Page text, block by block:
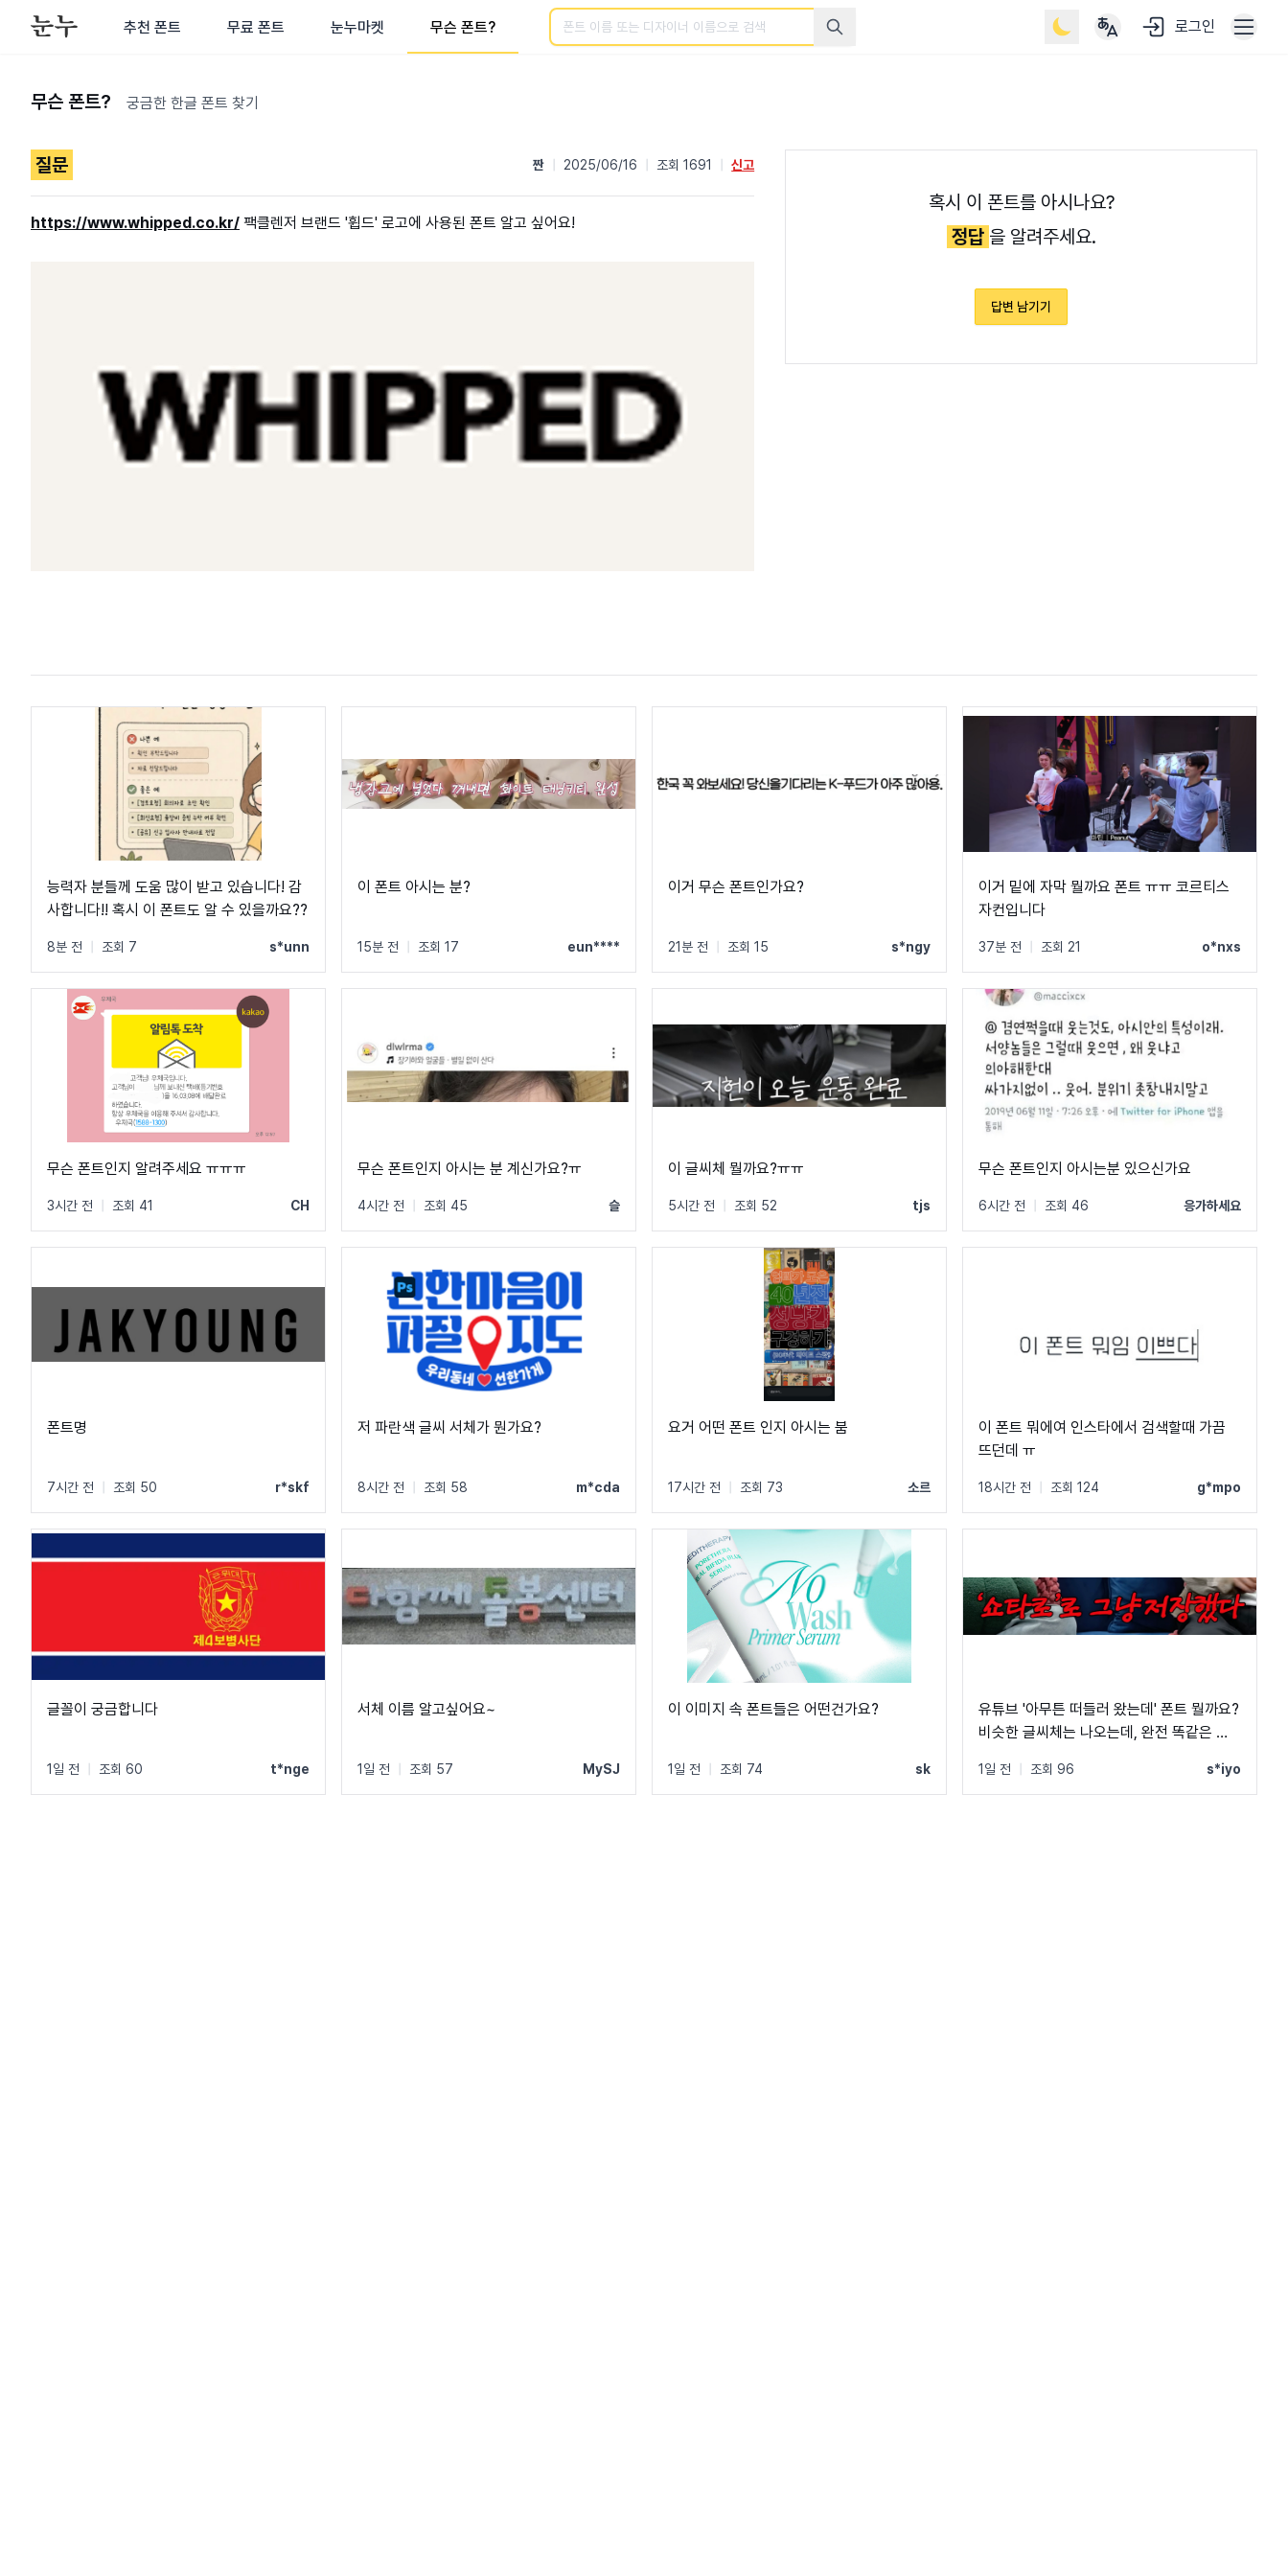
추천 폰트 무료 폰트 눈누마켓 무슨 폰트?
검색 로그인
무슨 폰트? 궁금한 한글 폰트 찾기
질문 짠 2025/06/16 조회 1691 신고
https://www.whipped.co.kr/ 팩클렌저 브랜드 '휩드' 로고에 사용된 폰트 알고 싶어요!
혹시 이 폰트를 아시나요?
정답 을 알려주세요.
답변 남기기
능력자 분들께 도움 많이 받고 있습니다! 감
사합니다!! 혹시 이 폰트도 알 수 있을까요??
8분 전 조회 7 s*unn
이 폰트 아시는 분?
15분 전 조회 17 eun****
이거 무슨 폰트인가요?
21분 전 조회 15 s*ngy
이거 밑에 자막 뭘까요 폰트 ㅠㅠ 코르티스
자컨입니다
37분 전 조회 21 o*nxs
무슨 폰트인지 알려주세요 ㅠㅠㅠ
3시간 전 조회 41 CH
무슨 폰트인지 아시는 분 계신가요?ㅠ
4시간 전 조회 45 슬
이 글씨체 뭘까요?ㅠㅠ
5시간 전 조회 52 tjs
무슨 폰트인지 아시는분 있으신가요
6시간 전 조회 46 응가하세요
폰트명
7시간 전 조회 50 r*skf
저 파란색 글씨 서체가 뭔가요?
8시간 전 조회 58 m*cda
요거 어떤 폰트 인지 아시는 붐
17시간 전 조회 73 소르
이 폰트 뭐에여 인스타에서 검색할때 가끔
뜨던데 ㅠ
18시간 전 조회 124 g*mpo
글꼴이 궁금합니다
1일 전 조회 60 t*nge
서체 이름 알고싶어요~
1일 전 조회 57 MySJ
이 이미지 속 폰트들은 어떤건가요?
1일 전 조회 74 sk
유튜브 '아무튼 떠들러 왔는데' 폰트 뭘까요?
비슷한 글씨체는 나오는데, 완전 똑같은 폰
1일 전 조회 96 s*iyo